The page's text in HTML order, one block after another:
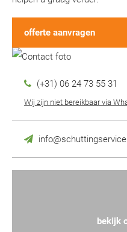
offerte aanvragen
(+31) 06 24 73 55 31
Wij zijn niet bereikbaar via
bekijk